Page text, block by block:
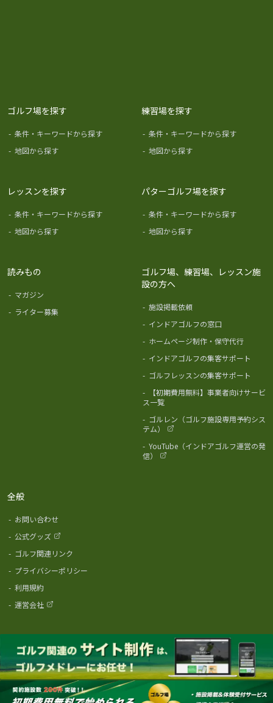
ゴルフ場を探す
- 条件・キーワードから探す
- 地図から探す
練習場を探す
- 条件・キーワードから探す
- 地図から探す
レッスンを探す
- 条件・キーワードから探す
- 地図から探す
パターゴルフ場を探す
- 条件・キーワードから探す
- 地図から探す
読みもの
- マガジン
- ライター募集
ゴルフ場、練習場、レッスン施
設の方へ
- 施設掲載依頼
- インドアゴルフの窓口
- ホームページ制作・保守代行
- インドアゴルフの集客サポート
- ゴルフレッスンの集客サポート
-
【初期費用無料】事業者向けサービ
ス一覧
- ゴルレン（ゴルフ施設専用予約シス
テム）
- YouTube（インドアゴルフ運営の発
信）
全般
- お問い合わせ
- 公式グッズ
- ゴルフ関連リンク
- プライバシーポリシー
- 利用規約
- 運営会社